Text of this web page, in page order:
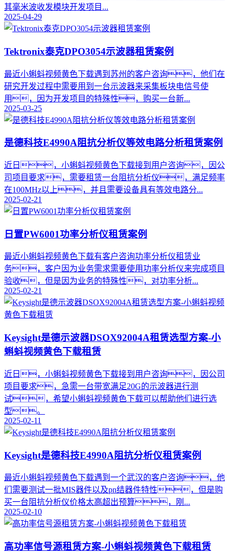
其毫米波收发模块开发项目...
2025-04-29
Tektronix泰克DPO3054示波器租赁案例
最近小蝌蚪视频黄色下载遇到苏州的客户咨询，他们在
研究开发过程中需要用到一台示波器来采集板块电信号使
用，因为开发项目的特殊性，购买一台新...
2025-03-25
是德科技E4990A阻抗分析仪等效电路分析租赁案例
​近日，小蝌蚪视频黄色下载接到用户咨询，因公
司项目要求，需要租赁一台阻抗分析仪，满足频率
在100MHz以上，并且需要设备具有等效电路分...
2025-02-21
日置PW6001功率分析仪租赁案例
最近小蝌蚪视频黄色下载有客户咨询功率分析仪租赁业
务，客户因为业务需求需要使用功率分析仪来完成项目
验收，但是因为业务的特殊性，对功率分析...
2025-02-21
Keysight是德示波器DSOX92004A租赁选型方案-小
蝌蚪视频黄色下载租赁
​近日，小蝌蚪视频黄色下载接到用户咨询，因公司
项目要求，急需一台带宽满足20G的示波器进行测
试，希望小蝌蚪视频黄色下载可以帮助他们进行选
型。
2025-02-11
Keysight是德科技E4990A阻抗分析仪租赁案例
最近小蝌蚪视频黄色下载遇到一个武汉的客户咨询，他
们需要测试一批MIS器件以及pn结器件特性，但是购
买一台阻抗分析仪价格太高超出预算，刚...
2025-02-10
高功率信号源租赁方案-小蝌蚪视频黄色下载租赁